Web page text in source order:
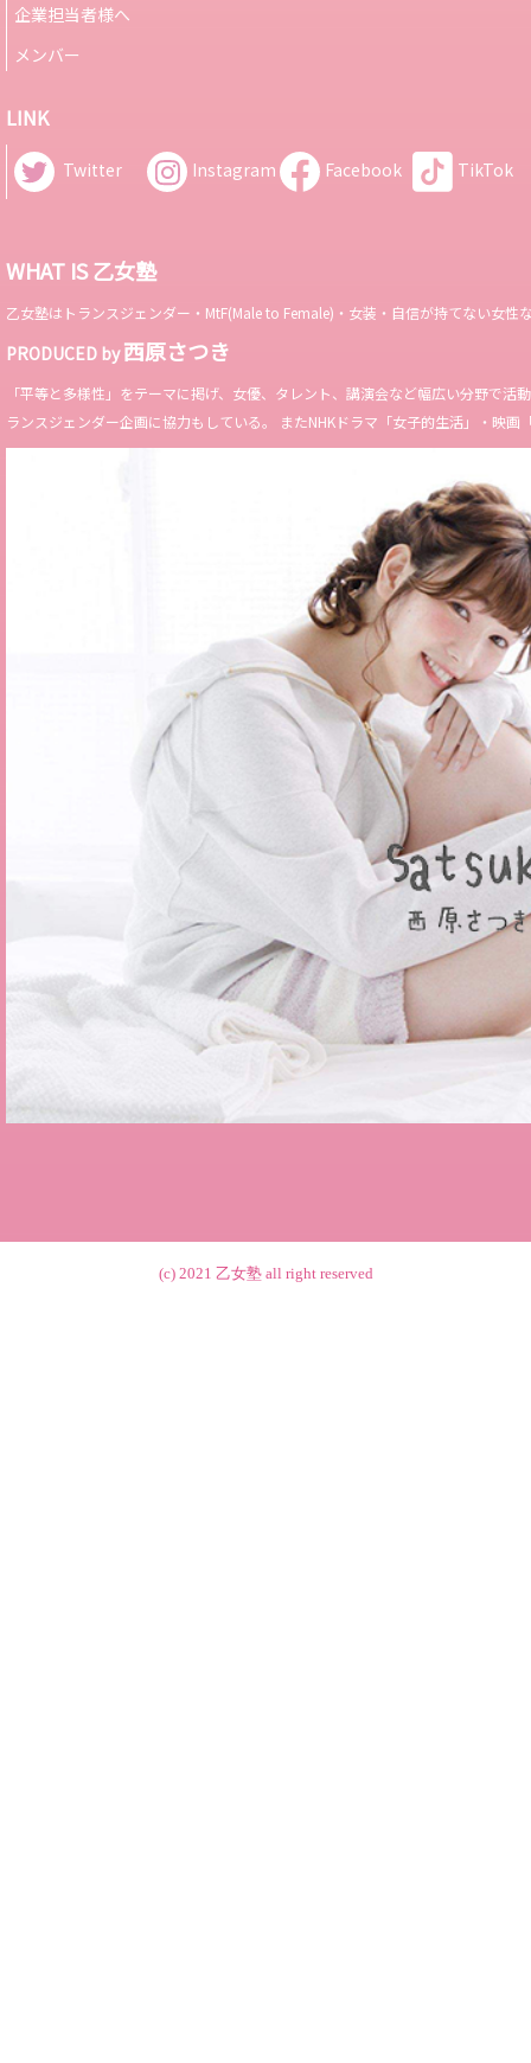
企業担当者様へ
メンバー
LINK
Twitter Instagram Facebook TikTok
WHAT IS 乙女塾
乙女塾はトランスジェンダー・MtF(Male to Female)・女装・自信が持てない女
PRODUCED by西原さつき
「平等と多様性」をテーマに掲げ、女優、タレント、講演会など幅広い分野で
ランスジェンダー企画に協力もしている。 またNHKドラマ「女子的生活」・映
(c) 2021 乙女塾all right reserved